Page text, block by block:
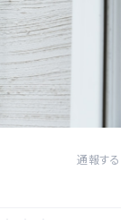
通報する